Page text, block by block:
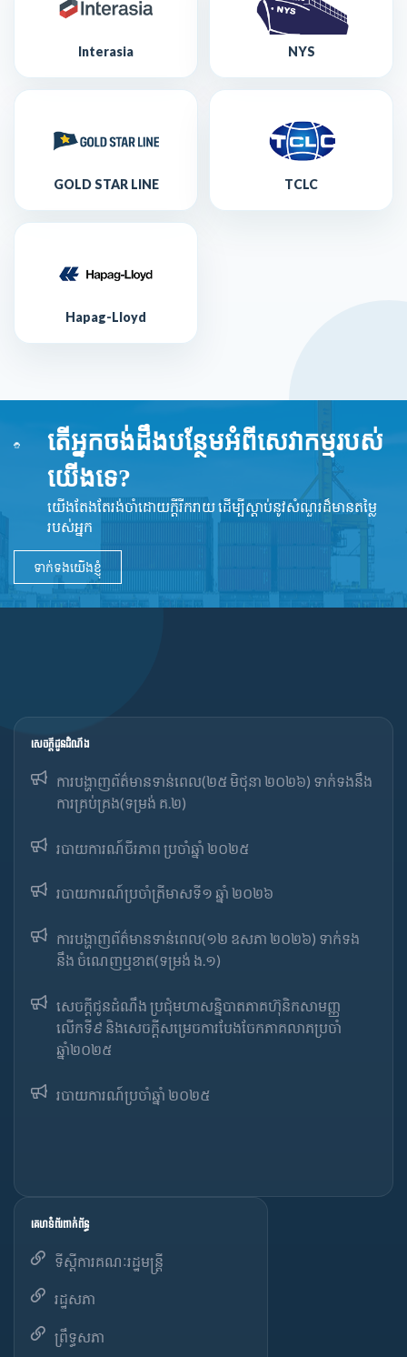
Interasia NYS
GOLD STAR LINE TCLC
Hapag-Lloyd
តើអ្នកចង់ដឹងបន្ថែមអំពីសេវាកម្មរបស់
យើងទេ?
យើងតែងតែរង់ចាំដោយក្ដីរីករាយ ដើម្បីស្តាប់នូវ​សំណួរដ៏​មានតម្លៃ
របស់អ្នក
ទាក់ទងយើងខ្ញុំ
សេចក្ដីជូនដំណឹង
ការបង្ហាញព័ត៌មានទាន់ពេល(២៥ មិថុនា ២០២៦) ទាក់ទងនឹង
ការគ្រប់គ្រង(ទម្រង់ គ.២)
របាយការណ៍ចីរភាព ប្រចាំឆ្នាំ ២០២៥
របាយការណ៍​​ប្រចាំ​ត្រីមាសទី១ ឆ្នាំ ២០២៦
ការបង្ហាញព័ត៌មានទាន់ពេល(១២ ឧសភា ២០២៦) ទាក់ទង
នឹង ចំណេញឬខាត(ទម្រង់ ង.១)
សេចក្តីជូនដំណឹង ប្រជុំមហាសន្និបាតភាគហ៊ុនិកសាមញ្ញ
លើកទី៩ និងសេចក្តីសម្រេចការបែងចែកភាគលាភប្រចាំ
ឆ្នាំ២០២៥​
របាយការណ៍​​ប្រចាំ​ឆ្នាំ ២០២៥
គេហទំព័រពាក់ព័ន្ធ
ទីស្តីការគណៈរដ្ឋមន្ត្រី
រដ្ឋសភា
ព្រឹទ្ធសភា